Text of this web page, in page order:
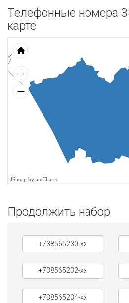
Телефонные номера
карте
JS map by amCharts
Продолжить набор
+738565230-xx
+738565232-xx
+738565234-xx